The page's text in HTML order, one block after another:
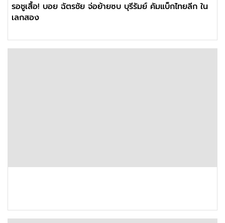
รอชูเสื้อ! บอย ฉัตรชัย จ่อย้ายซบ บุรีรัมย์ คัมแบ็กไทยลีก ใน
เลกสอง